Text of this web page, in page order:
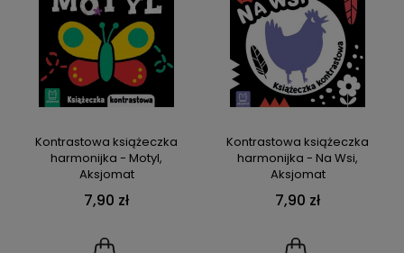
Kontrastowa książeczka
harmonijka - Motyl,
Aksjomat
7,90 zł
Kontrastowa książeczka
harmonijka - Na Wsi,
Aksjomat
7,90 zł